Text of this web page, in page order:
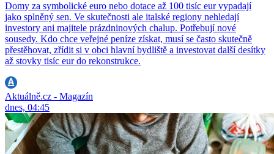
Domy za symbolické euro nebo dotace až 100 tisíc eur vypadají
jako splněný sen. Ve skutečnosti ale italské regiony nehledají
investory ani majitele prázdninových chalup. Potřebují nové
sousedy. Kdo chce veřejné peníze získat, musí se často skutečně
přestěhovat, zřídit si v obci hlavní bydliště a investovat další desítky
až stovky tisíc eur do rekonstrukce.
Aktuálně.cz - Magazín
dnes, 04:45